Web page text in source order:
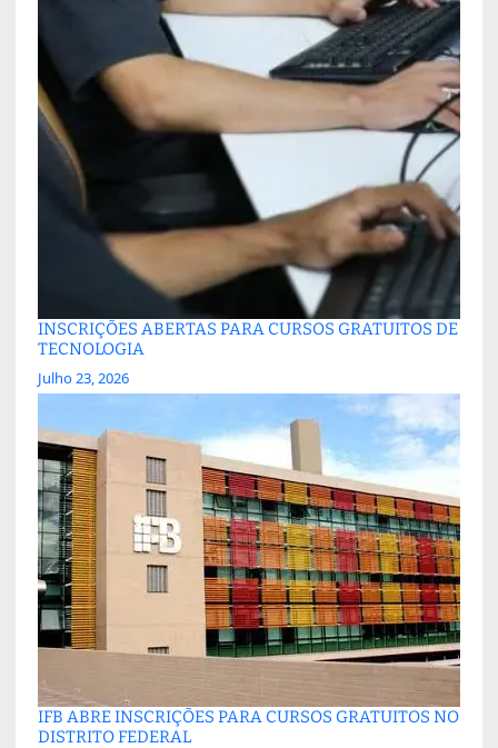
INSCRIÇÕES ABERTAS PARA CURSOS GRATUITOS DE
TECNOLOGIA
Julho 23, 2026
IFB ABRE INSCRIÇÕES PARA CURSOS GRATUITOS NO
DISTRITO FEDERAL